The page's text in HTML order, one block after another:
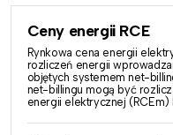
Ceny energii RCE
Rynkowa cena energii
rozliczeń energii
objętych systemem net-
net-billingu mogą być
energii elektrycznej (RCEm)